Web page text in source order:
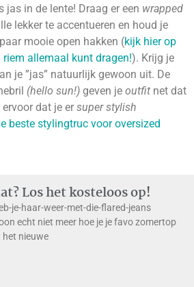
jas in de lente! Draag er een wrapped
lekker te accentueren en houd je
mooie open hakken (kijk hier op
allemaal kunt dragen!). Krijg je
je ”jas” natuurlijk gewoon uit. De
(hello sun!) geven je outfit net dat
dat je er super stylish
beste stylingtruc voor oversized
Los het kosteloos op!
je-haar-weer-met-die-flared-jeans
echt niet meer hoe je je favo zomertop
het nieuwe